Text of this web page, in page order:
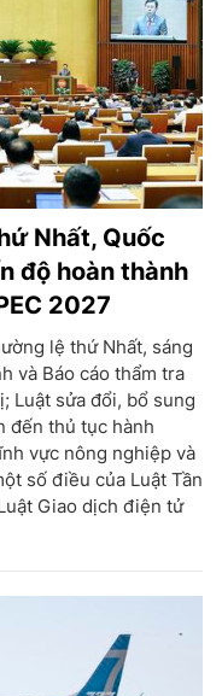
Nhất, Quốc
độ hoàn thành
2027
lệ thứ Nhất, sáng
và Báo cáo thẩm tra
Luật sửa đổi, bổ sung
đến thủ tục hành
vực nông nghiệp và
số điều của Luật Tần
Giao dịch điện tử